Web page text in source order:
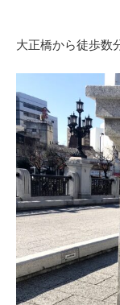
大正橋から徒歩数